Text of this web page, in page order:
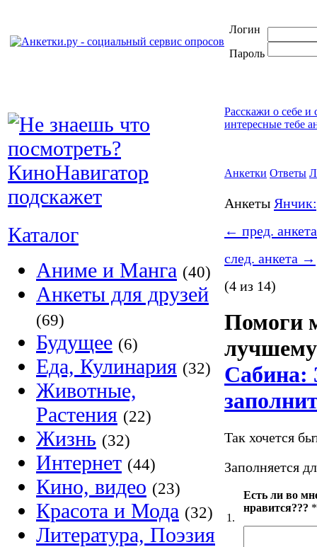
Логин
Пароль
Каталог
Аниме и Манга (40)
Анкеты для друзей
(69)
Будущее (6)
Еда, Кулинария (32)
Животные,
Растения (22)
Жизнь (32)
Интернет (44)
Кино, видео (23)
Красота и Мода (32)
Литература, Поэзия
Расскажи о себе и
интересные тебе
Анкетки Ответы
Анкеты
← пред. анкета
след. анкета →
(4 из 14)
Помоги
Сабина:
Так хочется
Заполняется
1.
Есть ли во
нравится??? *